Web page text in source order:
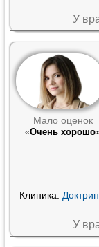
У
Мало оценок
«Очень хорошо
Клиника:
У